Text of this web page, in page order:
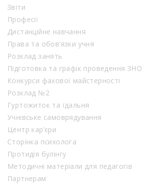
Звіти
Професії
Дистанційне навчання
Права та обов’язки учня
Розклад занять
Підготовка та графік проведення ЗНО
Конкурси фахової майстерності
Розклад №2
Гуртожиток та їдальня
Учнівське самоврядування
Центр кар’єри
Сторінка психолога
Протидія булінгу
Методичні матеріали для педагогів
Партнерам